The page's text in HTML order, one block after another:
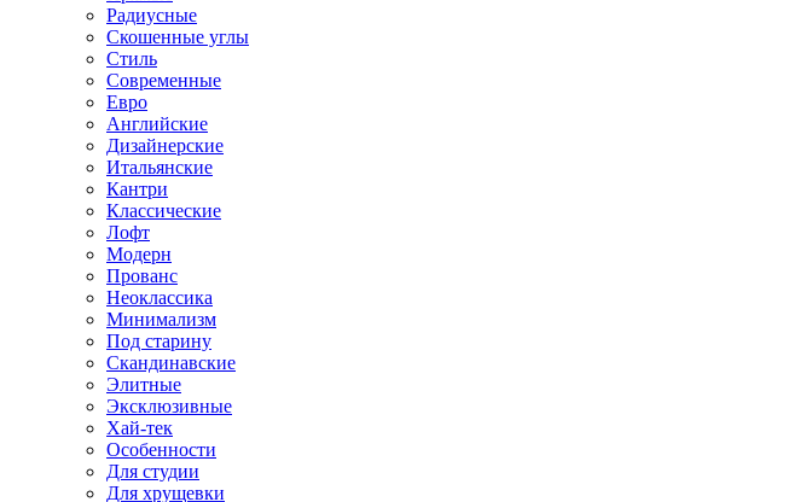
Радиусные
Скошенные углы
Стиль
Современные
Евро
Английские
Дизайнерские
Итальянские
Кантри
Классические
Лофт
Модерн
Прованс
Неоклассика
Минимализм
Под старину
Скандинавские
Элитные
Эксклюзивные
Хай-тек
Особенности
Для студии
Для хрущевки